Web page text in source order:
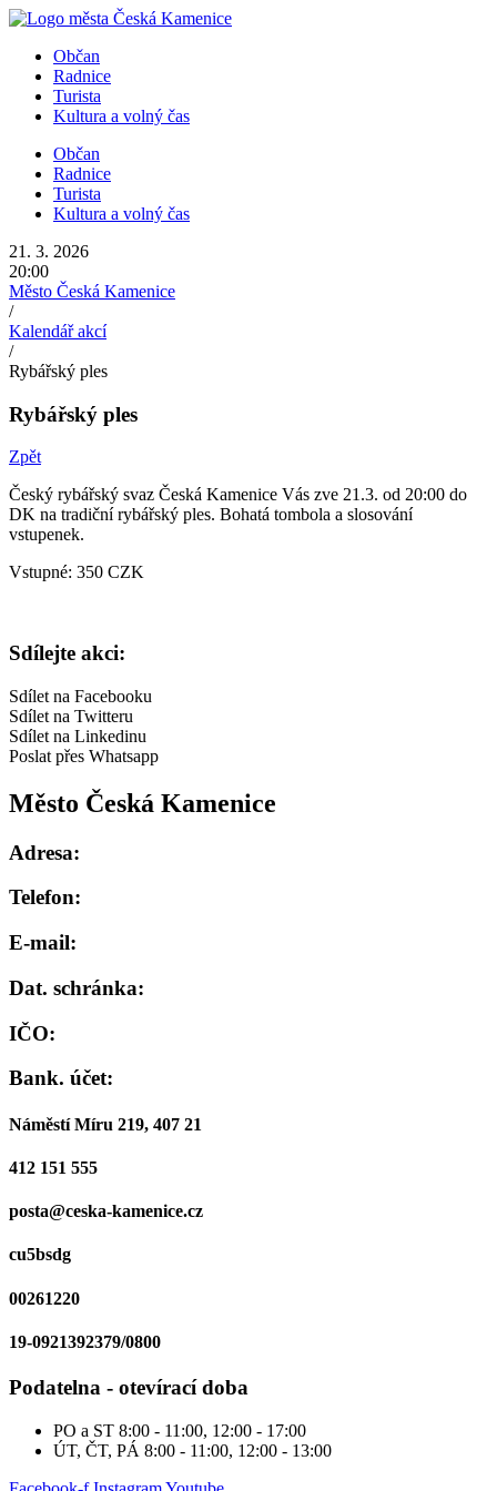
Přejít
obsahuObčan
Radnice
Turista
Kultura a volný čas
Občan
Radnice
Turista
Kultura a volný čas
21. 3. 2026
20:00
Město Česká Kamenice
/
Kalendář akcí
/
Rybářský ples
Rybářský ples
Zpět
Český rybářský svaz Česká Kamenice Vás zve 21.3. od 20:00 do
DK na tradiční rybářský ples. Bohatá tombola a slosování
vstupenek.
Vstupné: 350 CZK
Sdílejte akci:
Sdílet na Facebooku
Sdílet na Twitteru
Sdílet na Linkedinu
Poslat přes Whatsapp
Město Česká Kamenice
Adresa:
Telefon:
E-mail:
Dat. schránka:
IČO:
Bank. účet:
Náměstí Míru 219, 407 21
412 151 555
posta@ceska-kamenice.cz
cu5bsdg
00261220
19-0921392379/0800
Podatelna - otevírací doba
PO a ST 8:00 - 11:00, 12:00 - 17:00
ÚT, ČT, PÁ 8:00 - 11:00, 12:00 - 13:00